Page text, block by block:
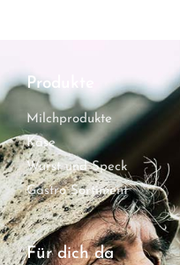
Produkte
Milchprodukte
Käse
Wurst und Speck
Gastro Sortiment
Für dich da